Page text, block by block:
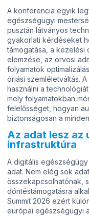
A konferencia egyik
egészségügyi
pusztán látványos
gyakorlati kérdéseket
támogatása, a
elemzése, az orvosi
folyamatok
óriási szemléletváltás.
használni a
mely folyamatokban
felelősséget, hogyan
biztonságosan a
Az adat lesz az
infrastruktúra
A digitális
adat. Nem elég sok
összekapcsolhatónak,
döntéstámogatásra
Summit 2026 ezért
európai egészségügyi